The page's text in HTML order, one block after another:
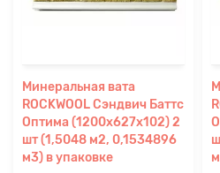
Минеральная вата
ROCKWOOL Сэндвич Баттс
Оптима (1200x627x102) 2
шт (1,5048 м2, 0,1534896
м3) в упаковке